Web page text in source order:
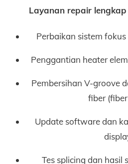
Layanan repair
Perbaikan sistem
Penggantian heater
Pembersihan V-groove
fiber
Update software dan
Tes splicing dan hasil